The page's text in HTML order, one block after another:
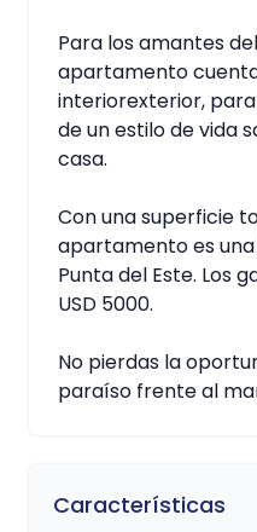
Para los amantes
apartamento
interiorexterior,
de un estilo de vida
casa.
Con una superficie
apartamento es
Punta del Este. Los
USD 5000.
No pierdas la
paraíso frente al
Características